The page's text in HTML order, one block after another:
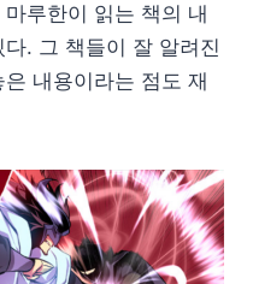
루한이 읽는 책의 내
. 그 책들이 잘 알려진
내용이라는 점도 재